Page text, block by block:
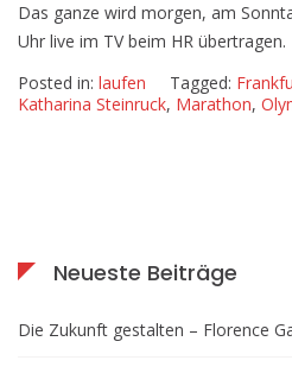
Das ganze wird morgen, am
Uhr live im TV beim HR übertragen.
Posted in: laufen Tagged:
Katharina Steinruck, Marathon,
Neueste Beiträge
Die Zukunft gestalten – Florence